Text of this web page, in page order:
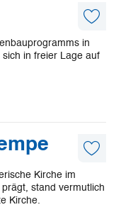
in
in freier Lage auf
Kirche im
stand vermutlich
Kirche.